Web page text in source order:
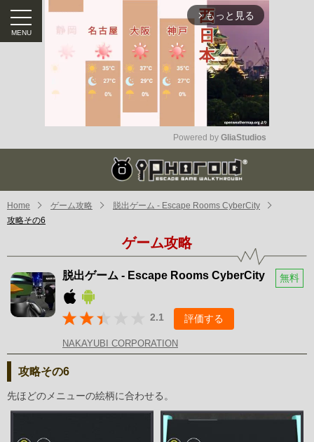
arrow_forward_ios もっと見る
Mute
Powered by GliaStudios
Home ゲーム攻略
脱出ゲーム - Escape Rooms CyberCity
攻略その6
ゲーム攻略
脱出ゲーム - Escape Rooms CyberCity 無料
2.1 評価する
NAKAYUBI CORPORATION
攻略その6
先ほどのメニューの絵柄に合わせる。